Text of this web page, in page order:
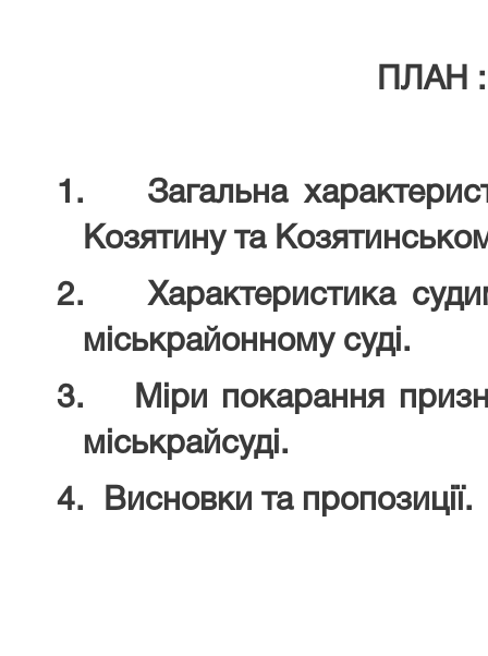
ПЛАН :
1.
Загальна
Козятину та
2.
Характеристика
міськрайонному суді.
3.
Міри покарання
міськрайсуді.
4.
Висновки та